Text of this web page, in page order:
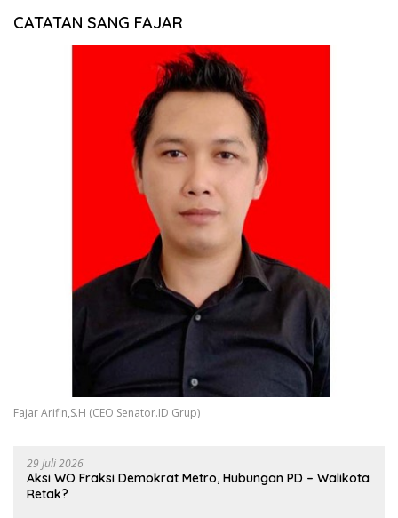
CATATAN SANG FAJAR
Fajar Arifin,S.H (CEO Senator.ID Grup)
29 Juli 2026
Aksi WO Fraksi Demokrat Metro, Hubungan PD – Walikota
Retak?